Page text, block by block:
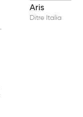
Aris
Ditre Italia